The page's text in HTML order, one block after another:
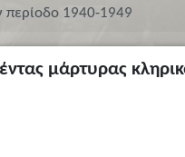
περίοδο 1940-1949
μάρτυρας